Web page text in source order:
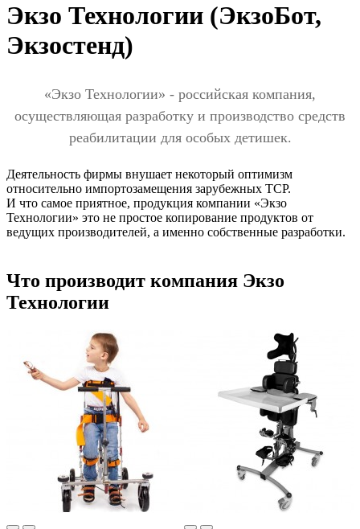
Экзо Технологии (ЭкзоБот,
Экзостенд)
«Экзо Технологии» - российская компания,
осуществляющая разработку и производство средств
реабилитации для особых детишек.
Деятельность фирмы внушает некоторый оптимизм
относительно импортозамещения зарубежных ТСР.
И что самое приятное, продукция компании «Экзо
Технологии» это не простое копирование продуктов от
ведущих производителей, а именно собственные разработки.
Что производит компания Экзо
Технологии